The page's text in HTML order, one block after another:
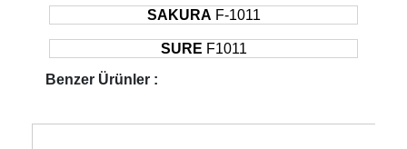
SAKURA F-1011
SURE F1011
Benzer Ürünler :